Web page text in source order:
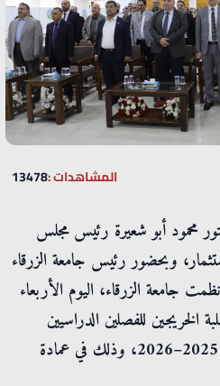
المشاهدات :13478
محمود أبو شعيرة رئيس مجلس
وبحضور رئيس جامعة الزرقاء
جامعة الزرقاء، اليوم الأربعاء
الطلبة الخريجين للفصلين الدراسيين
الأول والثاني من العام الجامعي 2025–2026، وذلك في عمادة